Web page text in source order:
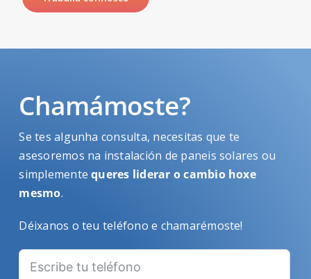
Chamámoste?
Se tes algunha consulta, necesitas que te
asesoremos na instalación de paneis solares ou
simplementequeres liderar o cambio hoxe
mesmo.
Déixanos o teu teléfono e chamarémoste!